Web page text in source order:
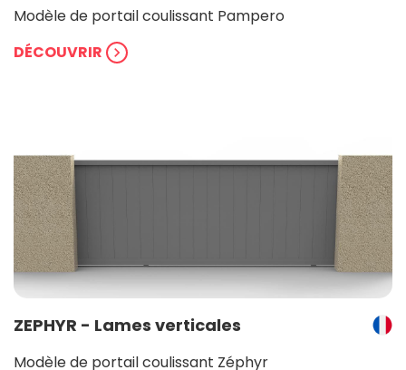
Modèle de portail coulissant Pampero
DÉCOUVRIR chevron_right
ZEPHYR - Lames verticales
Modèle de portail coulissant Zéphyr